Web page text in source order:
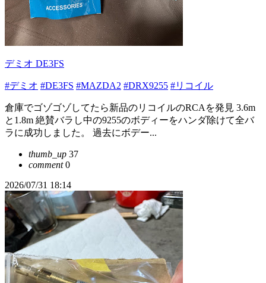
デミオ DE3FS
#デミオ #DE3FS #MAZDA2 #DRX9255 #リコイル
倉庫でゴゾゴゾしてたら新品のリコイルのRCAを発見 3.6m
と1.8m 絶賛バラし中の9255のボディーをハンダ除けて全バ
ラに成功しました。 過去にボデー...
thumb_up 37
comment0
2026/07/31 18:14